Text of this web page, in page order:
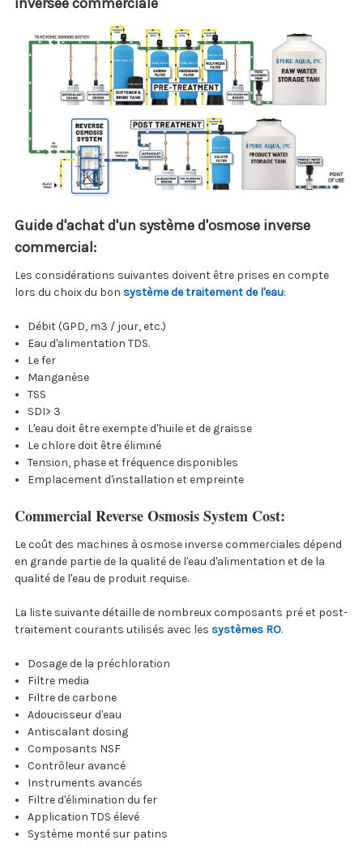
Guide d'achat d'un système d'osmose inverse
commercial:
Les considérations suivantes doivent être prises en compte
lors du choix du bon système de traitement de l'eau:
Débit (GPD, m3 / jour, etc.)
Eau d'alimentation TDS.
Le fer
Manganèse
TSS
SDI> 3
L'eau doit être exempte d'huile et de graisse
Le chlore doit être éliminé
Tension, phase et fréquence disponibles
Emplacement d'installation et empreinte
Commercial Reverse Osmosis System Cost:
Le coût des machines à osmose inverse commerciales dépend
en grande partie de la qualité de l'eau d'alimentation et de la
qualité de l'eau de produit requise.
La liste suivante détaille de nombreux composants pré et post-
traitement courants utilisés avec les systèmes RO.
Dosage de la préchloration
Filtre media
Filtre de carbone
Adoucisseur d'eau
Antiscalant dosing
Composants NSF
Contrôleur avancé
Instruments avancés
Filtre d'élimination du fer
Application TDS élevé
Système monté sur patins